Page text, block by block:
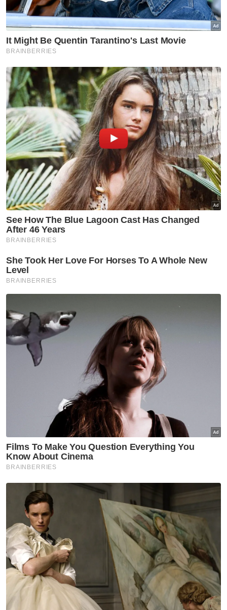
"Gambar-gambar Menteri Pertahanan
Cameron Highlands tular pada hari Sabtu
dan menerima pelbagai kritikan orang ramai,"
katanya.
Muat turun aplikasi Sinar Harian.Klik di sini!
PRK Cameron Highlands
Najib Sindir Kit Siang
Artikel Disyorkan
Joachim, Joniston menang
tanpa bertanding Presiden,
Timbalan Presiden PBS
Nurul Izzah cuti sementara
jawatan Timbalan Presiden
PKR
Politik
PRN Melaka: Baru Ogos, jangan
bergaduh awal, runding dulu -
Ahmad Maslan
- Akmal Saleh ulas kunjungan
Pemuda UMNO ke Kompleks
Pas Kedah